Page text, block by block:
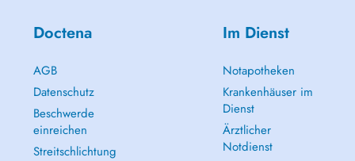
Doctena
AGB
Datenschutz
Beschwerde
einreichen
Streitschlichtung
Im Dienst
Notapotheken
Krankenhäuser im
Dienst
Ärztlicher
Notdienst